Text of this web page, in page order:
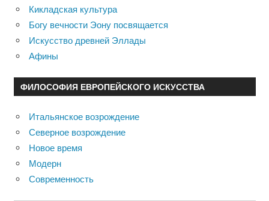
Кикладская культура
Богу вечности Эону посвящается
Искусство древней Эллады
Афины
ФИЛОСОФИЯ ЕВРОПЕЙСКОГО ИСКУССТВА
Итальянское возрождение
Северное возрождение
Новое время
Модерн
Современность